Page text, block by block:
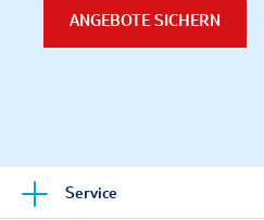
ANGEBOTE SICHERN
Service